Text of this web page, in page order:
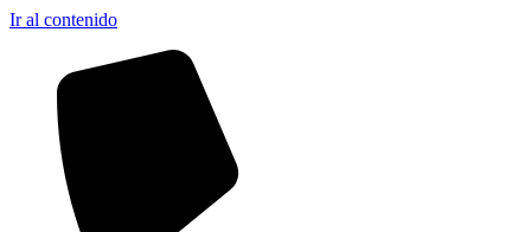
Ir al contenido